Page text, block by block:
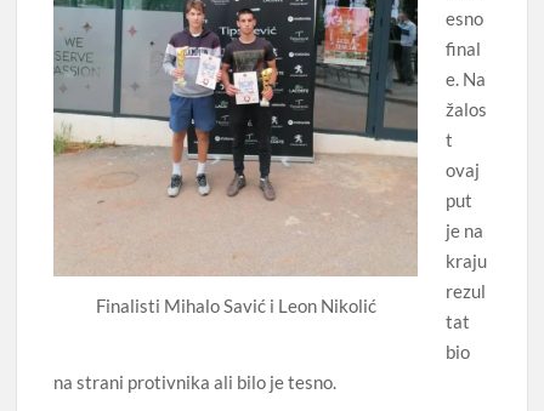
Finalisti Mihalo Savić i Leon Nikolić
esno
final
e. Na
žalos
t
ovaj
put
je na
kraju
rezul
tat
bio
na strani protivnika ali bilo je tesno.